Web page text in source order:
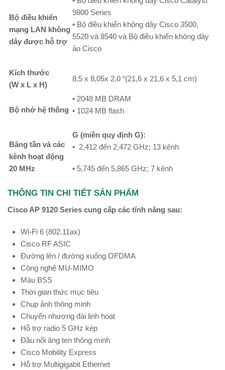
Bộ điều khiển
mạng LAN không
dây được hỗ trợ
9800 Series
• Bộ điều khiển không dây Cisco 3500,
5520 và 8540 và Bộ điều khiển không dây
ảo Cisco
Kích thước
(W x L x H)
8,5 x 8,05x 2,0 “(21,6 x 21,6 x 5,1 cm)
Bộ nhớ hệ thống
• 2048 MB DRAM
• 1024 MB flash
Băng tần và các
kênh hoạt động
20 MHz
G (miền quy định G):
• 2,412 đến 2,472 GHz; 13 kênh
• 5,745 đến 5,865 GHz; 7 kênh
THÔNG TIN CHI TIẾT SẢN PHẨM
Cisco AP 9120 Series cung cấp các tính năng sau:
Wi-Fi 6 (802.11ax)
Cisco RF ASIC
Đường lên / đường xuống OFDMA
Công nghệ MU-MIMO
Màu BSS
Thời gian thức mục tiêu
Chụp ảnh thông minh
Chuyển nhượng đài linh hoạt
Hỗ trợ radio 5 GHz kép
Đầu nối ăng ten thông minh
Cisco Mobility Express
Hỗ trợ Multigigabit Ethernet